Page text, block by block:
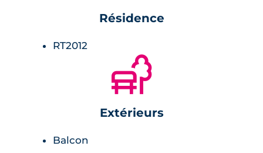
Résidence
RT2012
🌲
Extérieurs
Balcon